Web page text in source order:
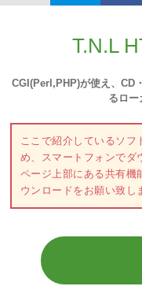
T.N.L
CGI(Perl,PHP)が使え、CD
るロー
ここで紹介しているソフ
め、スマートフォンでダ
ページ上部にある共有機
ウンロードをお願い致し